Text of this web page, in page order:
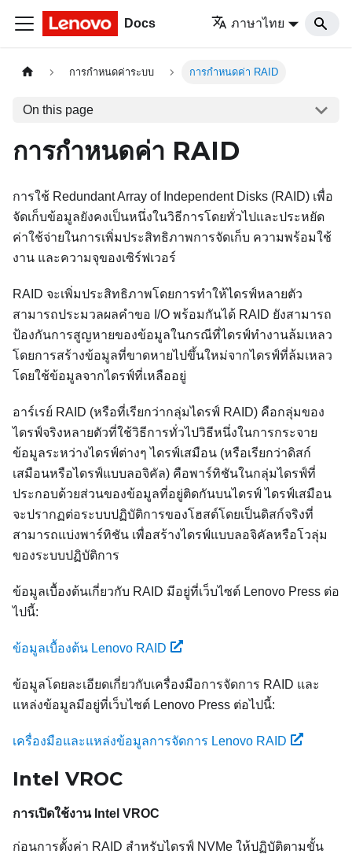
Docs ภาษาไทย
การกำหนดค่าระบบ การกำหนดค่า RAID
On this page
การกำหนดค่า RAID
การใช้ Redundant Array of Independent Disks (RAID) เพื่อ
จัดเก็บข้อมูลยังคงเป็นหนึ่งในวิธีการโดยทั่วไปและประหยัด
ค่าใช้จ่ายในการเพิ่มประสิทธิภาพการจัดเก็บ ความพร้อมใช้
งาน และความจุของเซิร์ฟเวอร์
RAID จะเพิ่มประสิทธิภาพโดยการทำให้ไดรฟ์หลายตัว
สามารถประมวลผลคำขอ I/O พร้อมกันได้ RAID ยังสามารถ
ป้องกันการสูญหายของข้อมูลในกรณีที่ไดรฟ์ทำงานล้มเหลว
โดยการสร้างข้อมูลที่ขาดหายไปขึ้นใหม่จากไดรฟ์ที่ล้มเหลว
โดยใช้ข้อมูลจากไดรฟ์ที่เหลืออยู่
อาร์เรย์ RAID (หรือที่เรียกว่ากลุ่มไดรฟ์ RAID) คือกลุ่มของ
ไดรฟ์จริงหลายตัวที่ใช้วิธีการทั่วไปวิธีหนึ่งในการกระจาย
ข้อมูลระหว่างไดรฟ์ต่างๆ ไดรฟ์เสมือน (หรือเรียกว่าดิสก์
เสมือนหรือไดรฟ์แบบลอจิคัล) คือพาร์ทิชันในกลุ่มไดรฟ์ที่
ประกอบด้วยส่วนของข้อมูลที่อยู่ติดกันบนไดรฟ์ ไดรฟ์เสมือน
จะปรากฏต่อระบบปฏิบัติการของโฮสต์โดยเป็นดิสก์จริงที่
สามารถแบ่งพาร์ทิชัน เพื่อสร้างไดรฟ์แบบลอจิคัลหรือโวลุ่ม
ของระบบปฏิบัติการ
ข้อมูลเบื้องต้นเกี่ยวกับ RAID มีอยู่ที่เว็บไซต์ Lenovo Press ต่อ
ไปนี้:
ข้อมูลเบื้องต้น Lenovo RAID
ข้อมูลโดยละเอียดเกี่ยวกับเครื่องมือการจัดการ RAID และ
แหล่งข้อมูลมีอยู่ที่เว็บไซต์ Lenovo Press ต่อไปนี้:
เครื่องมือและแหล่งข้อมูลการจัดการ Lenovo RAID
Intel VROC
การเปิดใช้งาน Intel VROC
ก่อนการตั้งค่า RAID สำหรับไดรฟ์ NVMe ให้ปฏิบัติตามขั้น